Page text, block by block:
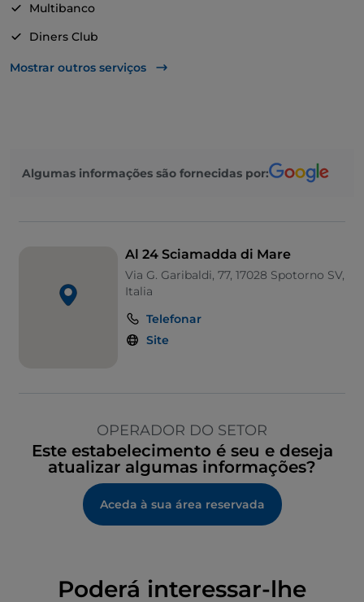
Multibanco
Diners Club
Mastercard
Acesso para pessoas com deficiência
Fala-se francês
Área de fumadores
Mostrar outros serviços
Algumas informações são fornecidas por:
Al 24 Sciamadda di Mare
Via G. Garibaldi, 77, 17028 Spotorno SV,
Italia
Telefonar
Site
OPERADOR DO SETOR
Este estabelecimento é seu e deseja
atualizar algumas informações?
Aceda à sua área reservada
Poderá interessar-lhe